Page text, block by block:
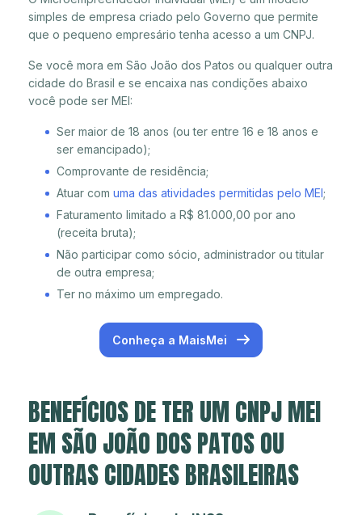
simples de empresa criado pelo Governo que permite
que o pequeno empresário tenha acesso a um CNPJ.
Se você mora em São João dos Patos ou qualquer outra
cidade do Brasil e se encaixa nas condições abaixo
você pode ser MEI:
Ser maior de 18 anos (ou ter entre 16 e 18 anos e
ser emancipado);
Comprovante de residência;
Atuar com uma das atividades permitidas pelo MEI;
Faturamento limitado a R$ 81.000,00 por ano
(receita bruta);
Não participar como sócio, administrador ou titular
de outra empresa;
Ter no máximo um empregado.
Conheça a MaisMei
BENEFÍCIOS DE TER UM CNPJ MEI
EM SÃO JOÃO DOS PATOS OU
OUTRAS CIDADES BRASILEIRAS